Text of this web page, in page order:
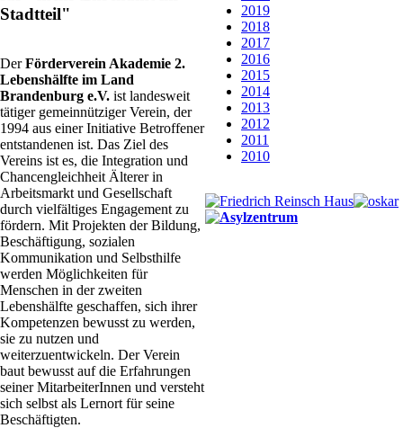
Stadtteil"
DerFörderverein Akademie 2.
Lebenshälfte im Land
Brandenburg e.V. ist landesweit
tätiger gemeinnütziger Verein, der
1994 aus einer Initiative Betroffener
entstandenen ist. Das Ziel des
Vereins ist es, die Integration und
Chancengleichheit Älterer in
Arbeitsmarkt und Gesellschaft
durch vielfältiges Engagement zu
fördern. Mit Projekten der Bildung,
Beschäftigung, sozialen
Kommunikation und Selbsthilfe
werden Möglichkeiten für
Menschen in der zweiten
Lebenshälfte geschaffen, sich ihrer
Kompetenzen bewusst zu werden,
sie zu nutzen und
weiterzuentwickeln. Der Verein
baut bewusst auf die Erfahrungen
seiner MitarbeiterInnen und versteht
sich selbst als Lernort für seine
Beschäftigten.
2019
2018
2017
2016
2015
2014
2013
2012
2011
2010